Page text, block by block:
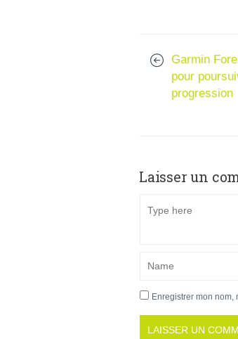
Garmin
pour
progression
Laisser un
Enregistrer mon nom,